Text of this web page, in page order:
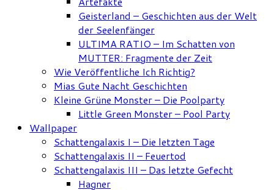
Geisterland – Geschichten aus der Welt
der Seelenfänger
ULTIMA RATIO – Im Schatten von
MUTTER: Fragmente der Zeit
Wie Veröffentliche Ich Richtig?
Mias Gute Nacht Geschichten
Kleine Grüne Monster – Die Poolparty
Little Green Monster – Pool Party
Wallpaper
Schattengalaxis I – Die letzten Tage
Schattengalaxis II – Feuertod
Schattengalaxis III – Das letzte Gefecht
Hagner